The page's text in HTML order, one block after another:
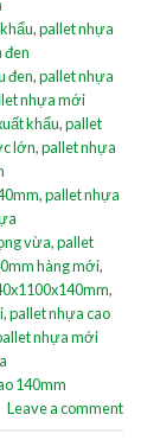
,pallet nhựa
đen
đen,pallet nhựa
nhựa mới
khẩu,pallet
lớn,pallet nhựa
,pallet nhựa
vừa,pallet
hàng mới,
,
,pallet nhựa cao
nhựa mới
140mm
Leave a comment